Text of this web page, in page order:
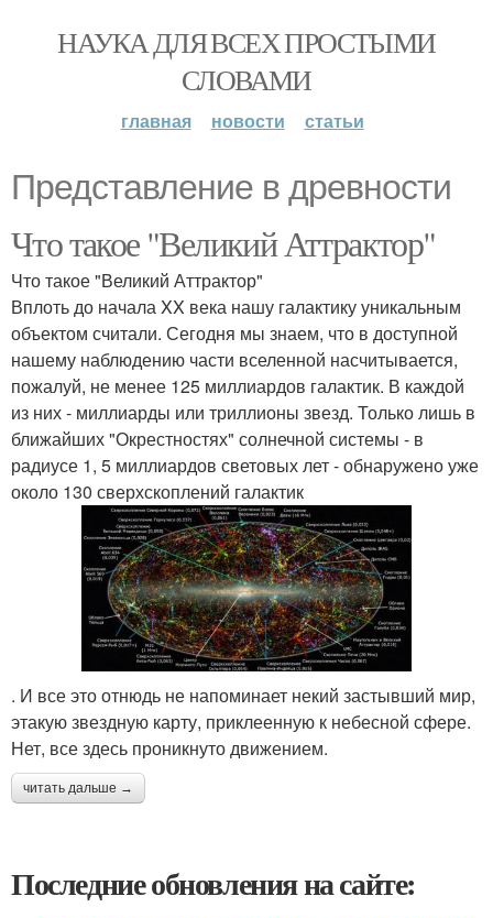
НАУКА ДЛЯ ВСЕХ ПРОСТЫМИ
СЛОВАМИ
главная новости статьи
Представление в древности
Что такое "Великий Аттрактор"
Что такое "Великий Аттрактор"
Вплоть до начала XX века нашу галактику уникальным
объектом считали. Сегодня мы знаем, что в доступной
нашему наблюдению части вселенной насчитывается,
пожалуй, не менее 125 миллиардов галактик. В каждой
из них - миллиарды или триллионы звезд. Только лишь в
ближайших "Окрестностях" солнечной системы - в
радиусе 1, 5 миллиардов световых лет - обнаружено уже
около 130 сверхскоплений галактик
. И все это отнюдь не напоминает некий застывший мир,
этакую звездную карту, приклеенную к небесной сфере.
Нет, все здесь проникнуто движением.
читать дальше →
Последние обновления на сайте: